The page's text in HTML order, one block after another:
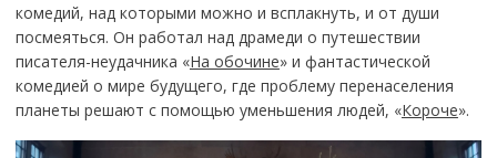
комедий, над которыми можно и всплакнуть, и от души
посмеяться. Он работал над драмеди о путешествии
писателя-неудачника «На обочине» и фантастической
комедией о мире будущего, где проблему перенаселения
планеты решают с помощью уменьшения людей, «Короче».